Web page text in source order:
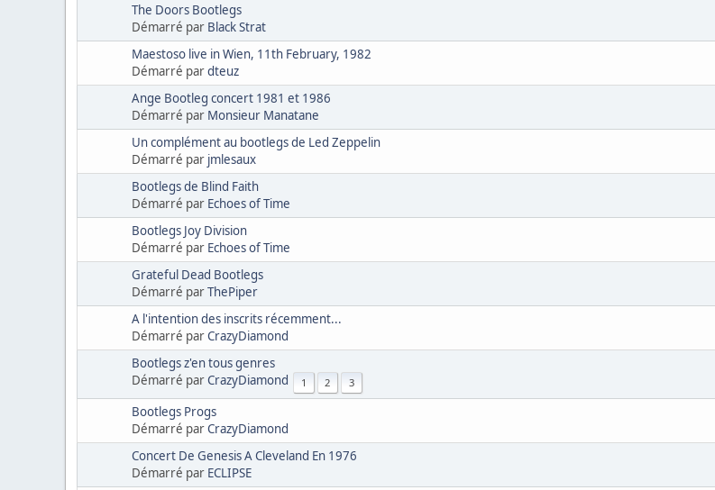
The Doors Bootlegs
Démarré par Black Strat
Maestoso live in Wien, 11th February, 1982
Démarré pardteuz
Ange Bootleg concert 1981 et 1986
Démarré par Monsieur Manatane
Un complément au bootlegs de Led Zeppelin
Démarré par jmlesaux
Bootlegs de Blind Faith
Démarré par Echoes of Time
Bootlegs Joy Division
Démarré par Echoes of Time
Grateful Dead Bootlegs
Démarré parThePiper
A l'intention des inscrits récemment...
Démarré parCrazyDiamond
Bootlegs z'en tous genres
Démarré parCrazyDiamond 1 2 3
Bootlegs Progs
Démarré parCrazyDiamond
Concert De Genesis A Cleveland En 1976
Démarré par ECLIPSE